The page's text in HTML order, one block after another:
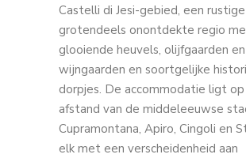
Castelli di Jesi-gebied, een
grotendeels onontdekte regio
glooiende heuvels, olijfgaarden en
wijngaarden en soortgelijke
dorpjes. De accommodatie ligt
afstand van de middeleeuwse
Cupramontana, Apiro, Cingoli en
elk met een verscheidenheid aan